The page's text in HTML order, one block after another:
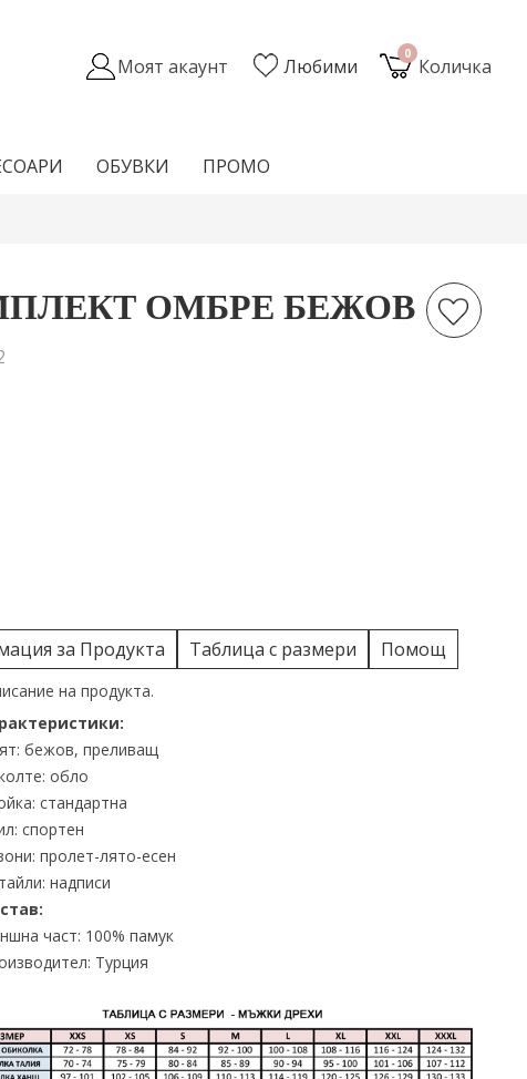
0
Количка
Любими
Моят акаунт
ОБУВКИ ПРОМО
ОМБРЕ БЕЖОВ
за Продукта Таблица с размери Помощ
на продукта.
бежов, преливащ
обло
стандартна
спортен
пролет-лято-есен
надписи
част: 100% памук
Турция